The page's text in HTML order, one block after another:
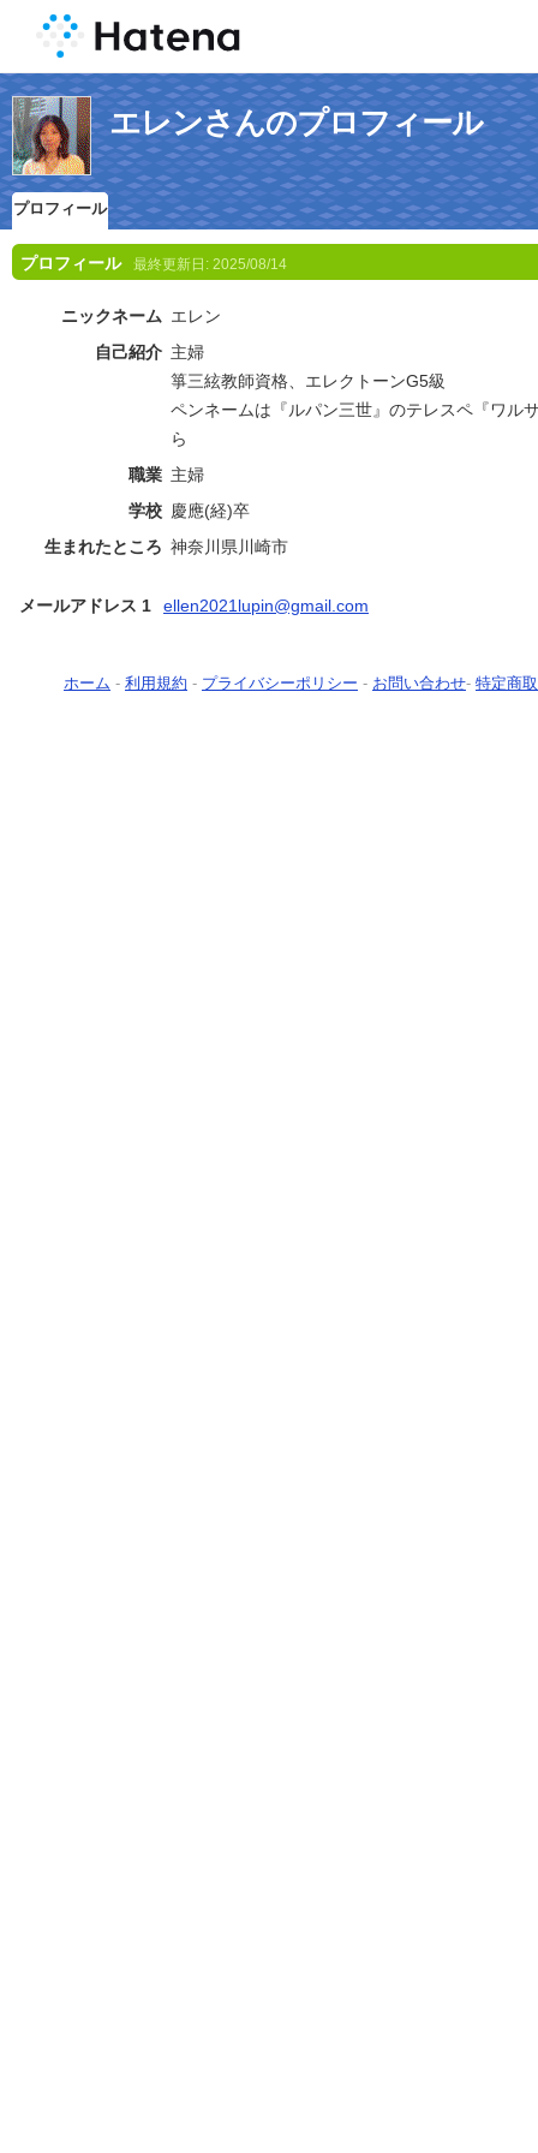
エレンさんのプロフィール
プロフィール
プロフィール 最終更新日: 2025/08/14
ニックネーム エレン
自己紹介 主婦
箏三絃教師資格、エレクトーンG5級
ペンネームは『ルパン三世』のテレスペ『ワ
ら
職業 主婦
学校 慶應(経)卒
生まれたところ 神奈川県川崎市
メールアドレス 1 ellen2021lupin@gmail.com
ホーム - 利用規約 - プライバシーポリシー - お問い合わせ- 特定商